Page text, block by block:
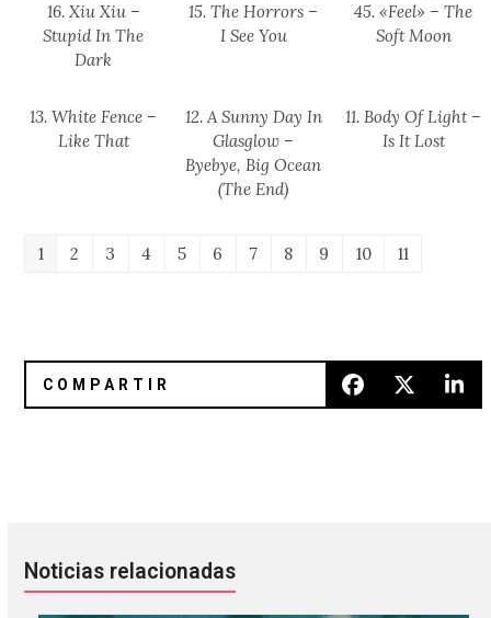
16. Xiu Xiu –
Stupid In The
Dark
15. The Horrors –
I See You
45. «Feel» – The
Soft Moon
13. White Fence –
Like That
12. A Sunny Day In
Glasglow –
Byebye, Big Ocean
(The End)
11. Body Of Light –
Is It Lost
1 2 3 4 5 6 7 8 9 10 11
Noticias relacionadas